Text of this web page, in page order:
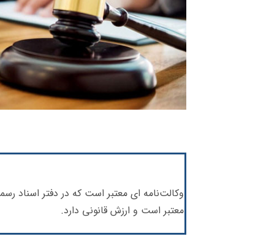
وکالت‌نامه ای معتبر است که در دفتر اسناد
معتبر است و ارزش قانونی دارد.